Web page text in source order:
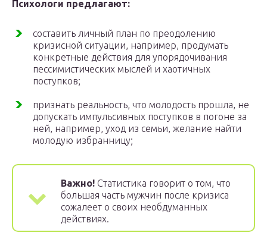
Психологи предлагают:
составить личный план по преодолению
кризисной ситуации, например, продумать
конкретные действия для упорядочивания
пессимистических мыслей и хаотичных
поступков;
признать реальность, что молодость прошла, не
допускать импульсивных поступков в погоне за
ней, например, уход из семьи, желание найти
молодую избранницу;
Важно! Статистика говорит о том, что
большая часть мужчин после кризиса
сожалеет о своих необдуманных
действиях.